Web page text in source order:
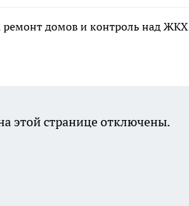
ремонт домов и контроль над ЖКХ
этой странице отключены.